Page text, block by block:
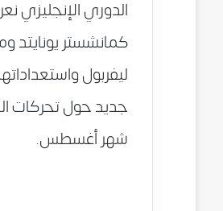
الدوري الإنجليزي
كمانشستر يونايتد
ليفربول
جديد حول تحركات
شهر أغسطس.